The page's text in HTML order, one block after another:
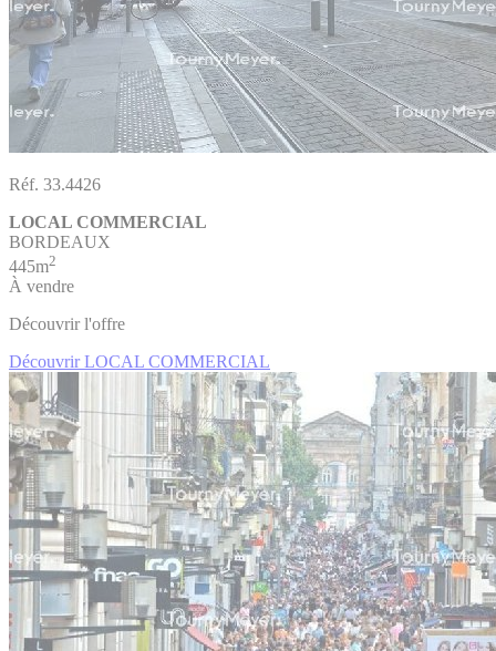
Réf. 33.4426
LOCAL COMMERCIAL
BORDEAUX
445m2
À vendre
Découvrir l'offre
Découvrir LOCAL COMMERCIAL